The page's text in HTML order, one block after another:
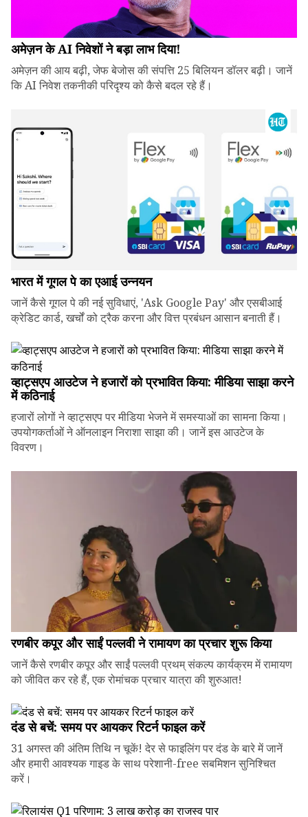
अमेज़न के AI निवेशों ने बड़ा लाभ दिया!
अमेज़न की आय बढ़ी, जेफ बेजोस की संपत्ति 25 बिलियन डॉलर बढ़ी। जानें
कि AI निवेश तकनीकी परिदृश्य को कैसे बदल रहे हैं।
भारत में गूगल पे का एआई उन्नयन
जानें कैसे गूगल पे की नई सुविधाएं, 'Ask Google Pay' और एसबीआई
क्रेडिट कार्ड, खर्चों को ट्रैक करना और वित्त प्रबंधन आसान बनाती हैं।
व्हाट्सएप आउटेज ने हजारों को प्रभावित किया: मीडिया साझा करने
में कठिनाई
हजारों लोगों ने व्हाट्सएप पर मीडिया भेजने में समस्याओं का सामना किया।
उपयोगकर्ताओं ने ऑनलाइन निराशा साझा की। जानें इस आउटेज के
विवरण।
रणबीर कपूर और साईं पल्लवी ने रामायण का प्रचार शुरू किया
जानें कैसे रणबीर कपूर और साईं पल्लवी प्रथम् संकल्प कार्यक्रम में रामायण
को जीवित कर रहे हैं, एक रोमांचक प्रचार यात्रा की शुरुआत!
दंड से बचें: समय पर आयकर रिटर्न फाइल करें
31 अगस्त की अंतिम तिथि न चूकें! देर से फाइलिंग पर दंड के बारे में जानें
और हमारी आवश्यक गाइड के साथ परेशानी-free सबमिशन सुनिश्चित
करें।